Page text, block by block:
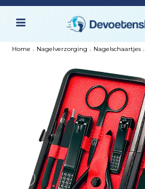
Home › Nagelverzorging › Nagelschaartjes ›